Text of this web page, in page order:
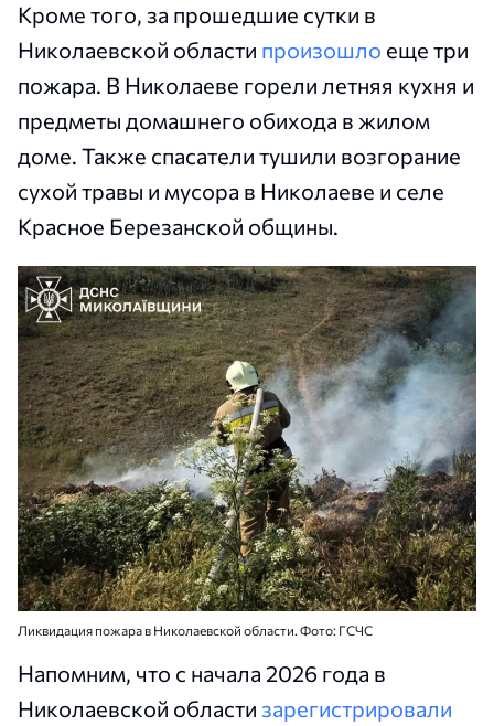
Кроме того, за прошедшие сутки в
Николаевской области произошло еще три
пожара. В Николаеве горели летняя кухня и
предметы домашнего обихода в жилом
доме. Также спасатели тушили возгорание
сухой травы и мусора в Николаеве и селе
Красное Березанской общины.
Ликвидация пожара в Николаевской области. Фото: ГСЧС
Напомним, что с начала 2026 года в
Николаевской области зарегистрировали